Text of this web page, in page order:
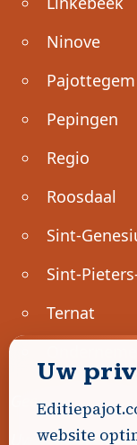
Ninove
Pajottegem
Pepingen
Regio
Roosdaal
Sint-
Sint-
Ternat
Geen
Uw advertentie
Uw
website